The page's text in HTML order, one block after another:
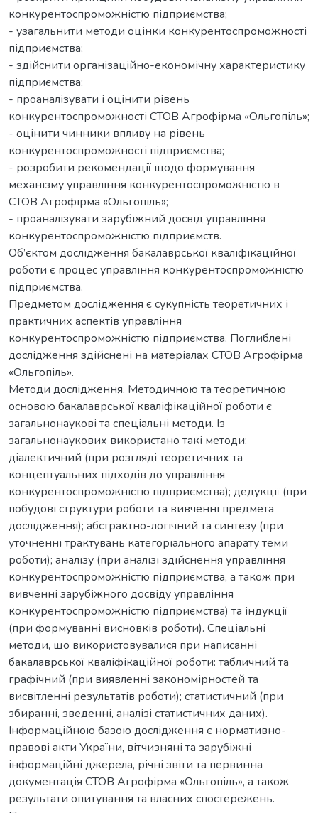
конкурентоспроможністю підприємства;
- узагальнити методи оцінки конкурентоспроможності
підприємства;
- здійснити організаційно-економічну характеристику
підприємства;
- проаналізувати і оцінити рівень
конкурентоспроможності СТОВ Агрофірма «Ольгопіль»;
- оцінити чинники впливу на рівень
конкурентоспроможності підприємства;
- розробити рекомендації щодо формування
механізму управління конкурентоспроможністю в
СТОВ Агрофірма «Ольгопіль»;
- проаналізувати зарубіжний досвід управління
конкурентоспроможністю підприємств.
Об’єктом дослідження бакалаврської кваліфікаційної
роботи є процес управління конкурентоспроможністю
підприємства.
Предметом дослідження є сукупність теоретичних і
практичних аспектів управління
конкурентоспроможністю підприємства. Поглиблені
дослідження здійснені на матеріалах СТОВ Агрофірма
«Ольгопіль».
Методи дослідження. Методичною та теоретичною
основою бакалаврської кваліфікаційної роботи є
загальнонаукові та спеціальні методи. Із
загальнонаукових використано такі методи:
діалектичний (при розгляді теоретичних та
концептуальних підходів до управління
конкурентоспроможністю підприємства); дедукції (при
побудові структури роботи та вивченні предмета
дослідження); абстрактно-логічний та синтезу (при
уточненні трактувань категоріального апарату теми
роботи); аналізу (при аналізі здійснення управління
конкурентоспроможністю підприємства, а також при
вивченні зарубіжного досвіду управління
конкурентоспроможністю підприємства) та індукції
(при формуванні висновків роботи). Спеціальні
методи, що використовувалися при написанні
бакалаврської кваліфікаційної роботи: табличний та
графічний (при виявленні закономірностей та
висвітленні результатів роботи); статистичний (при
збиранні, зведенні, аналізі статистичних даних).
Інформаційною базою дослідження є нормативно-
правові акти України, вітчизняні та зарубіжні
інформаційні джерела, річні звіти та первинна
документація СТОВ Агрофірма «Ольгопіль», а також
результати опитування та власних спостережень.